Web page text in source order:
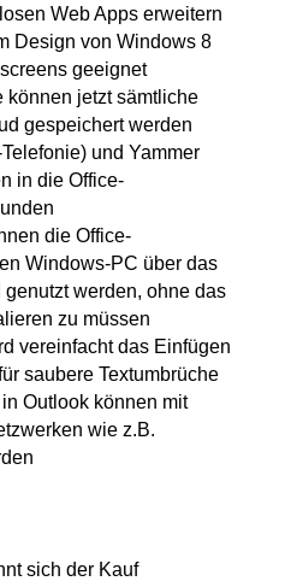
Web Apps erweitern
Design von Windows 8
geeignet
können jetzt sämtliche
gespeichert werden
und Yammer
in die Office-
die Office-
Windows-PC über das
genutzt werden, ohne das
zu müssen
vereinfacht das Einfügen
saubere Textumbrüche
Outlook können mit
wie z.B.
sich der Kauf